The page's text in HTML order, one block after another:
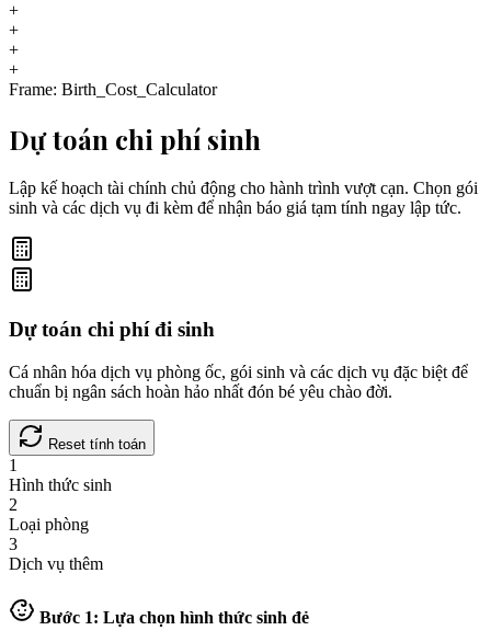
+
+
+
+
Frame: Birth_Cost_Calculator
Dự toán chi phí sinh
Lập kế hoạch tài chính chủ động cho hành trình vượt cạn. Chọn gói
sinh và các dịch vụ đi kèm để nhận báo giá tạm tính ngay lập tức.
Dự toán chi phí đi sinh
Cá nhân hóa dịch vụ phòng ốc, gói sinh và các dịch vụ đặc biệt để
chuẩn bị ngân sách hoàn hảo nhất đón bé yêu chào đời.
Reset tính toán
1
Hình thức sinh
2
Loại phòng
3
Dịch vụ thêm
Bước 1: Lựa chọn hình thức sinh đẻ